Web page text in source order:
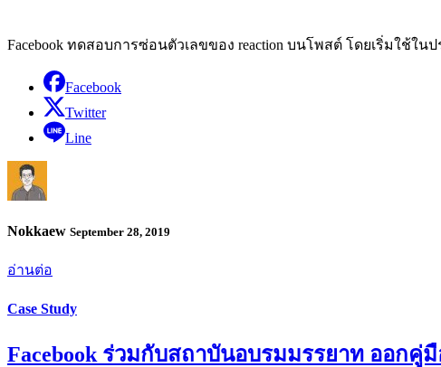
Facebook ทดสอบการซ่อนตัวเลขของ reaction บนโพสต์ โดยเริ่มใช้ใ
Facebook
Twitter
Line
Nokkaew September 28, 2019
อ่านต่อ
Case Study
Facebook ร่วมกับสถาบันอบรมมรรยาท ออกคู่มื